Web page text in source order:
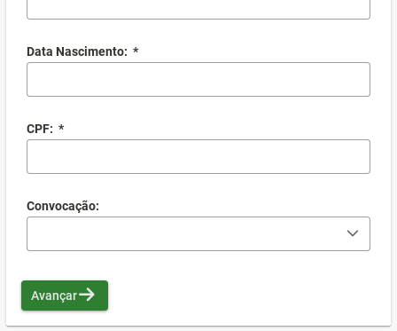
Data Nascimento: *
CPF: *
Convocação:
Avançar